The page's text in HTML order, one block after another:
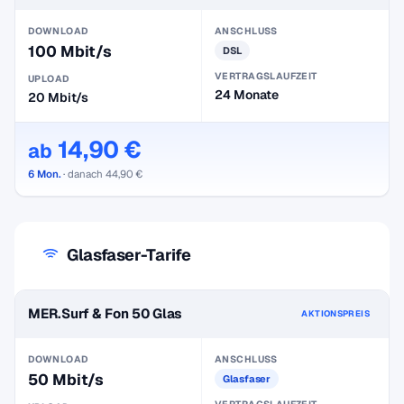
DOWNLOAD
100 Mbit/s
UPLOAD
20 Mbit/s
ANSCHLUSS
DSL
VERTRAGSLAUFZEIT
24 Monate
ab 14,90 €
6 Mon.· danach 44,90 €
Glasfaser-Tarife
MER.Surf & Fon 50 Glas AKTIONSPREIS
DOWNLOAD
50 Mbit/s
ANSCHLUSS
Glasfaser